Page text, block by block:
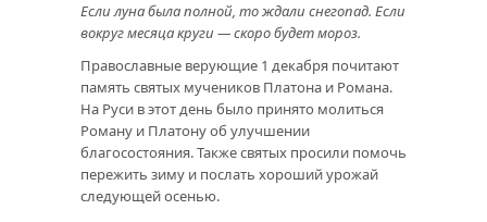
Если луна была полной, то ждали снегопад. Если
вокруг месяца круги — скоро будет мороз.
Православные верующие 1 декабря почитают
память святых мучеников Платона и Романа.
На Руси в этот день было принято молиться
Роману и Платону об улучшении
благосостояния. Также святых просили помочь
пережить зиму и послать хороший урожай
следующей осенью.